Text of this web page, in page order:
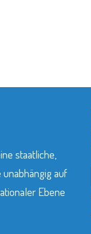
staatliche,
auf
Ebene